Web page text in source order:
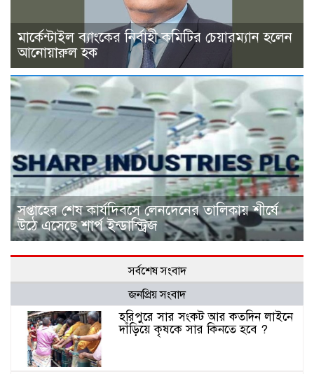
মার্কেন্টাইল ব্যাংকের নির্বাহী কমিটির চেয়ারম্যান হলেন
আনোয়ারুল হক
সপ্তাহের শেষ কার্যদিবসে লেনদেনের তালিকায় শীর্ষে
উঠে এসেছে শার্প ইন্ডাস্ট্রিজ
সর্বশেষ সংবাদ
জনপ্রিয় সংবাদ
হরিপুরে সার সংকট আর কতদিন লাইনে
দাঁড়িয়ে কৃষকে সার কিনতে হবে ?